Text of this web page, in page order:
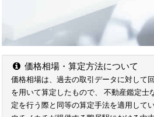
価格相場・算定方法について
価格相場は、過去の取引データに対して
を用いて算定したもので、 不動産鑑定士
定を行う際と同等の算定手法を適用してい